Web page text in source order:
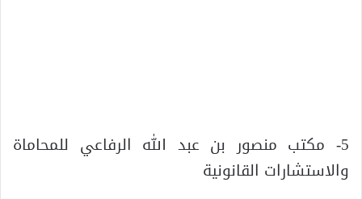
5- مكتب منصور بن عبد الله الرفاعي للمحاماة
والاستشارات القانونية